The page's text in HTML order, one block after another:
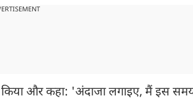
किया और कहा: 'अंदाजा लगाइए, मैं इस